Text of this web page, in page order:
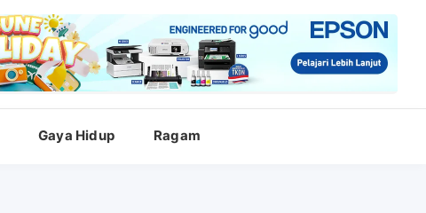
Gaya Hidup Ragam